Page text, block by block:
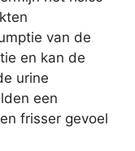
van de
en kan de
urine
een
frisser gevoel